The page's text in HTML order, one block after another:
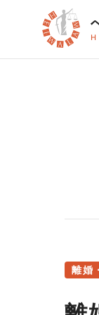
離婚